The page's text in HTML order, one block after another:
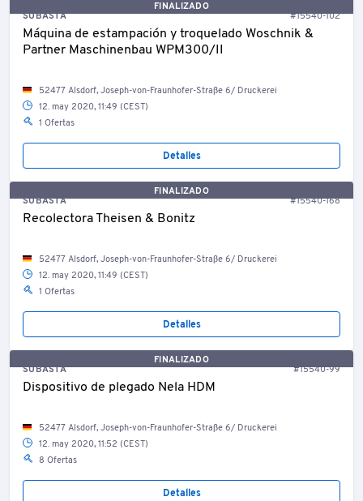
FINALIZADO
SUBASTA
#15540-102
Máquina de estampación y troquelado Woschnik &
Partner Maschinenbau WPM300/II
52477 Alsdorf, Joseph-von-Fraunhofer-Straße 6/ Druckerei
12. may 2020, 11:49 (CEST)
1 Ofertas
Detalles
FINALIZADO
SUBASTA
#15540-168
Recolectora Theisen & Bonitz
52477 Alsdorf, Joseph-von-Fraunhofer-Straße 6/ Druckerei
12. may 2020, 11:49 (CEST)
1 Ofertas
Detalles
FINALIZADO
SUBASTA
#15540-99
Dispositivo de plegado Nela HDM
52477 Alsdorf, Joseph-von-Fraunhofer-Straße 6/ Druckerei
12. may 2020, 11:52 (CEST)
8 Ofertas
Detalles